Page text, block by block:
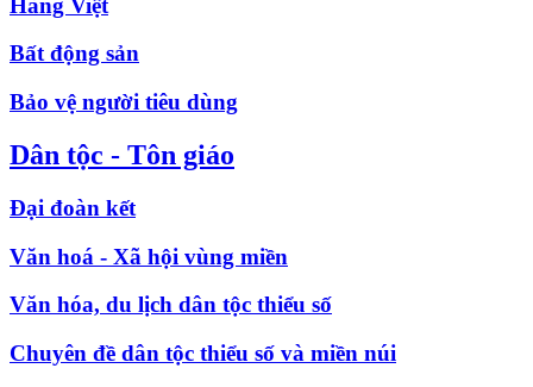
Hàng Việt
Bất động sản
Bảo vệ người tiêu dùng
Dân tộc - Tôn giáo
Đại đoàn kết
Văn hoá - Xã hội vùng miền
Văn hóa, du lịch dân tộc thiểu số
Chuyên đề dân tộc thiểu số và miền núi